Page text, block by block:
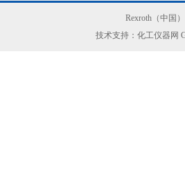
Rexroth（中国
技术支持：化工仪器网